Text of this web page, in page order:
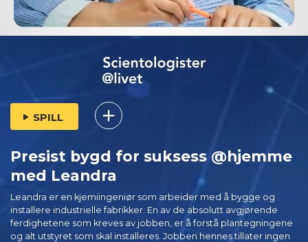
SPILL
Presist bygd for suksess @hjemme
med Leandra
Leandra er en kjemiingeniør som arbeider med å bygge og
installere industrielle fabrikker. En av de absolutt avgjørende
ferdighetene som kreves av jobben, er å forstå plantegningene
og alt utstyret som skal installeres. Jobben hennes tillater ingen